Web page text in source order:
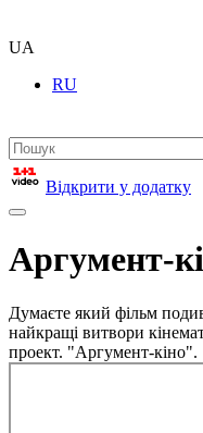
UA
RU
Відкрити у додатку
Аргумент-
Думаєте який фільм
найкращі витвори
проект. "Аргумент-кіно".